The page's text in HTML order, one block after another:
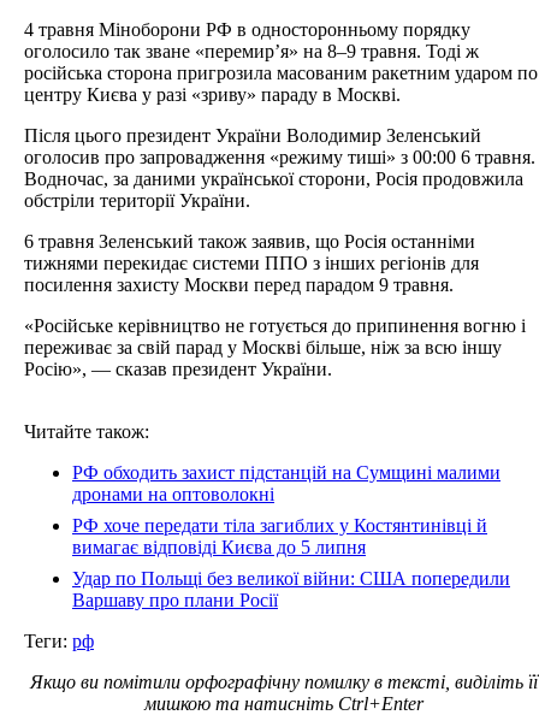
4 травня Міноборони РФ в односторонньому порядку
оголосило так зване «перемир’я» на 8–9 травня. Тоді ж
російська сторона пригрозила масованим ракетним ударом по
центру Києва у разі «зриву» параду в Москві.
Після цього президент України Володимир Зеленський
оголосив про запровадження «режиму тиші» з 00:00 6 травня.
Водночас, за даними української сторони, Росія продовжила
обстріли території України.
6 травня Зеленський також заявив, що Росія останніми
тижнями перекидає системи ППО з інших регіонів для
посилення захисту Москви перед парадом 9 травня.
«Російське керівництво не готується до припинення вогню і
переживає за свій парад у Москві більше, ніж за всю іншу
Росію», — сказав президент України.
Читайте також:
РФ обходить захист підстанцій на Сумщині малими
дронами на оптоволокні
РФ хоче передати тіла загиблих у Костянтинівці й
вимагає відповіді Києва до 5 липня
Удар по Польщі без великої війни: США попередили
Варшаву про плани Росії
Теги: рф
Якщо ви помітили орфографічну помилку в тексті, виділіть її
мишкою та натисніть Ctrl+Enter